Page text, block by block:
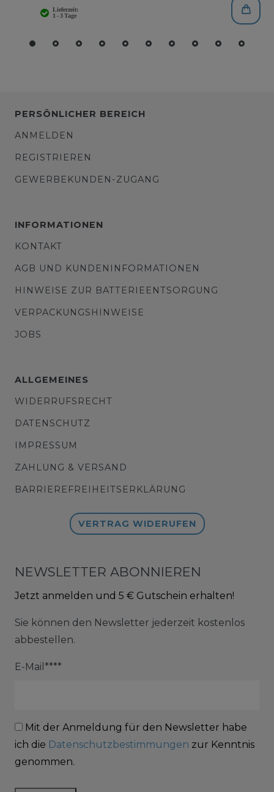
PERSÖNLICHER BEREICH
ANMELDEN
REGISTRIEREN
GEWERBEKUNDEN-ZUGANG
INFORMATIONEN
KONTAKT
AGB UND KUNDENINFORMATIONEN
HINWEISE ZUR BATTERIEENTSORGUNG
VERPACKUNGSHINWEISE
JOBS
ALLGEMEINES
WIDERRUFSRECHT
DATENSCHUTZ
IMPRESSUM
ZAHLUNG & VERSAND
BARRIEREFREIHEITSERKLÄRUNG
VERTRAG WIDERUFEN
NEWSLETTER ABONNIEREN
Jetzt anmelden und 5 € Gutschein erhalten!
Sie können den Newsletter jederzeit kostenlos
abbestellen.
E-Mail****
Mit der Anmeldung für den Newsletter habe
ich die Datenschutzbestimmungen zur Kenntnis
genommen.